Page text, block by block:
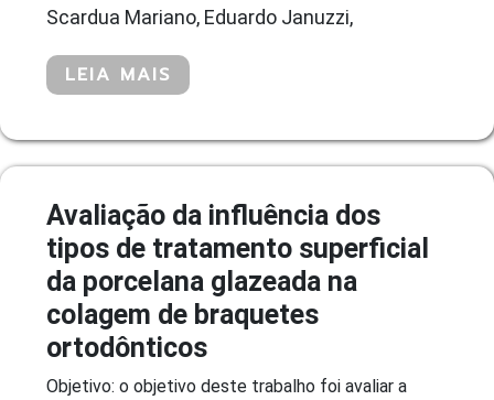
Scardua Mariano, Eduardo Januzzi,
LEIA MAIS
Avaliação da influência dos
tipos de tratamento superficial
da porcelana glazeada na
colagem de braquetes
ortodônticos
Objetivo: o objetivo deste trabalho foi avaliar a